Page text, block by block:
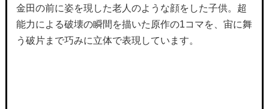
金田の前に姿を現した老人のような顔をした子供。超
能力による破壊の瞬間を描いた原作の1コマを、宙に舞
う破片まで巧みに立体で表現しています。